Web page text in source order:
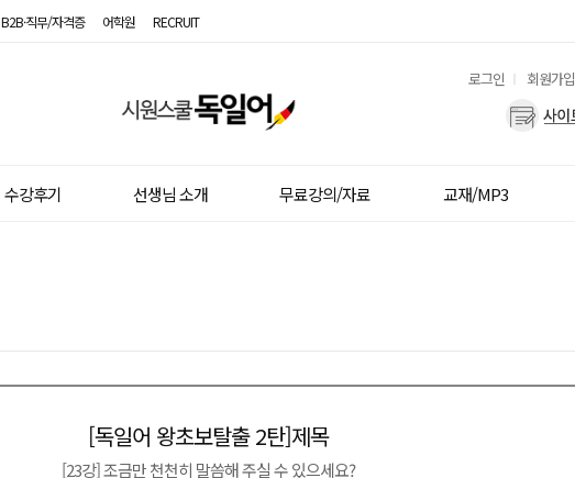
B2B·직무/자격증 어학원 RECRUIT
유
뉴
로그인 회원가입
사
메
수강후기 선생님 소개 무료강의/자료 교재/MP3
[독일어 왕초보탈출 2탄]제목
[23강] 조금만 천천히 말씀해 주실 수 있으세요?
이전글 다음글